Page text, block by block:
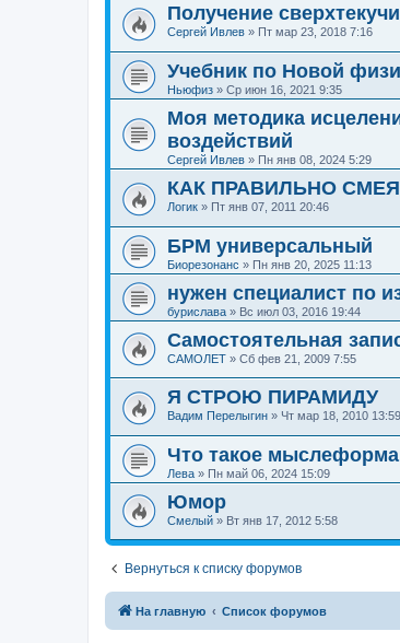
Получение
Сергей Ивлев » Пт мар 23, 2018 7:16
Учебник по Новой
Ньюфиз » Ср июн 16, 2021 9:35
Моя методика
воздействий
Сергей Ивлев » Пн янв 08, 2024 5:29
КАК ПРАВИЛЬНО
Логик » Пт янв 07, 2011 20:46
БРМ универсальный
Биорезонанс » Пн янв 20, 2025 11:13
нужен специалист по
бурислава » Вс июл 03, 2016 19:44
Самостоятельная
САМОЛЕТ » Сб фев 21, 2009 7:55
Я СТРОЮ ПИРАМИДУ
Вадим Перелыгин » Чт мар 18, 2010 13:59
Что такое мыслеформа
Лева » Пн май 06, 2024 15:09
Юмор
Смелый » Вт янв 17, 2012 5:58
Вернуться к списку форумов
На главную Список форумов